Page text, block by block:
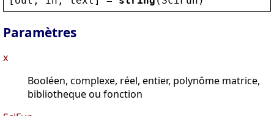
Paramètres
x
Booléen, complexe, réel, entier, polynôme matrice,
bibliotheque ou fonction